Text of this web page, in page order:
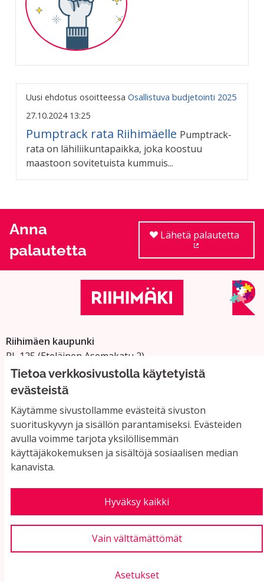
Tietoa verkkosivustolla käytetyistä
evästeistä
Käytämme sivustollamme evästeitä sivuston
suorituskyvyn ja sisällön parantamiseksi. Evästeiden
avulla voimme tarjota yksilöllisemmän
käyttäjäkokemuksen ja sisältöjä sosiaalisen median
kanavista.
Hyväksy kaikki
Vain välttämättömät
Asetukset
Uusi ehdotus osoitteessa Osallistuva budjetointi 2025
27.10.2024 13:25
Pumptrack rata Riihimäelle Pumptrack-
rata on lähiliikuntapaikka, joka koostuu
maastoon sovitetuista kummuis...
Anna
palautetta
Lähetä palautetta
Riihimäen kaupunki
PL 125 (Eteläinen Asemakatu 2)
11101 Riihimäki
Vaihde: 019 758 4000
Sähköpostiosoitteet:
etunimi.sukunimi@riihimaki.fi
Yhteystiedot ja usein kysyttyä
Käyttöehdot
Evästeasetukset
Verkkosivusto luotuvapaan ohjelmiston